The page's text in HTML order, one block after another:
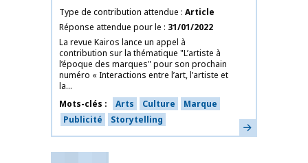
Type de contribution attendue Article
Réponse attendue pour le
31/01/2022
La revue Kairos lance un appel à
contribution sur la thématique "L’artiste à
l’époque des marques" pour son prochain
numéro « Interactions entre l’art, l’artiste et
la...
Mots-clés
Arts Culture
Marque
Publicité
Storytelling En savoir plus